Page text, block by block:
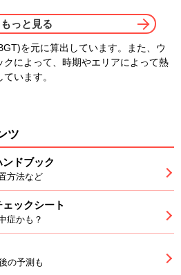
もっと見る
を元に算出しています。また、ウ
クによって、時期やエリアによって熱
います。
ツ
ドブック
方法など
ックシート
症かも？
の予測も